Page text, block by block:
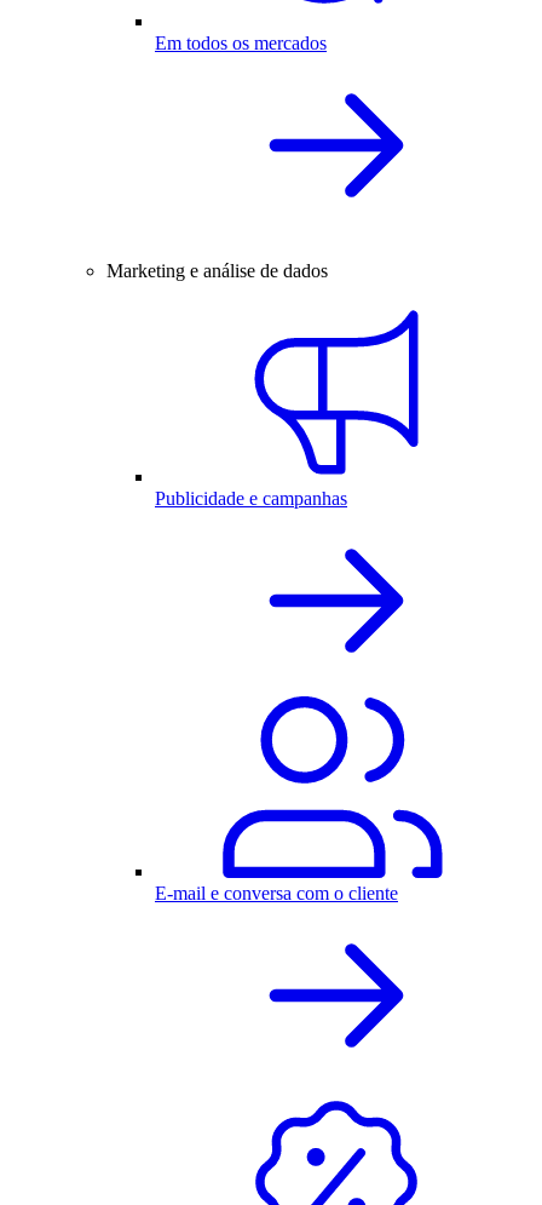
Em todos os mercados
Marketing e análise de dados
Publicidade e campanhas
E-mail e conversa com o cliente